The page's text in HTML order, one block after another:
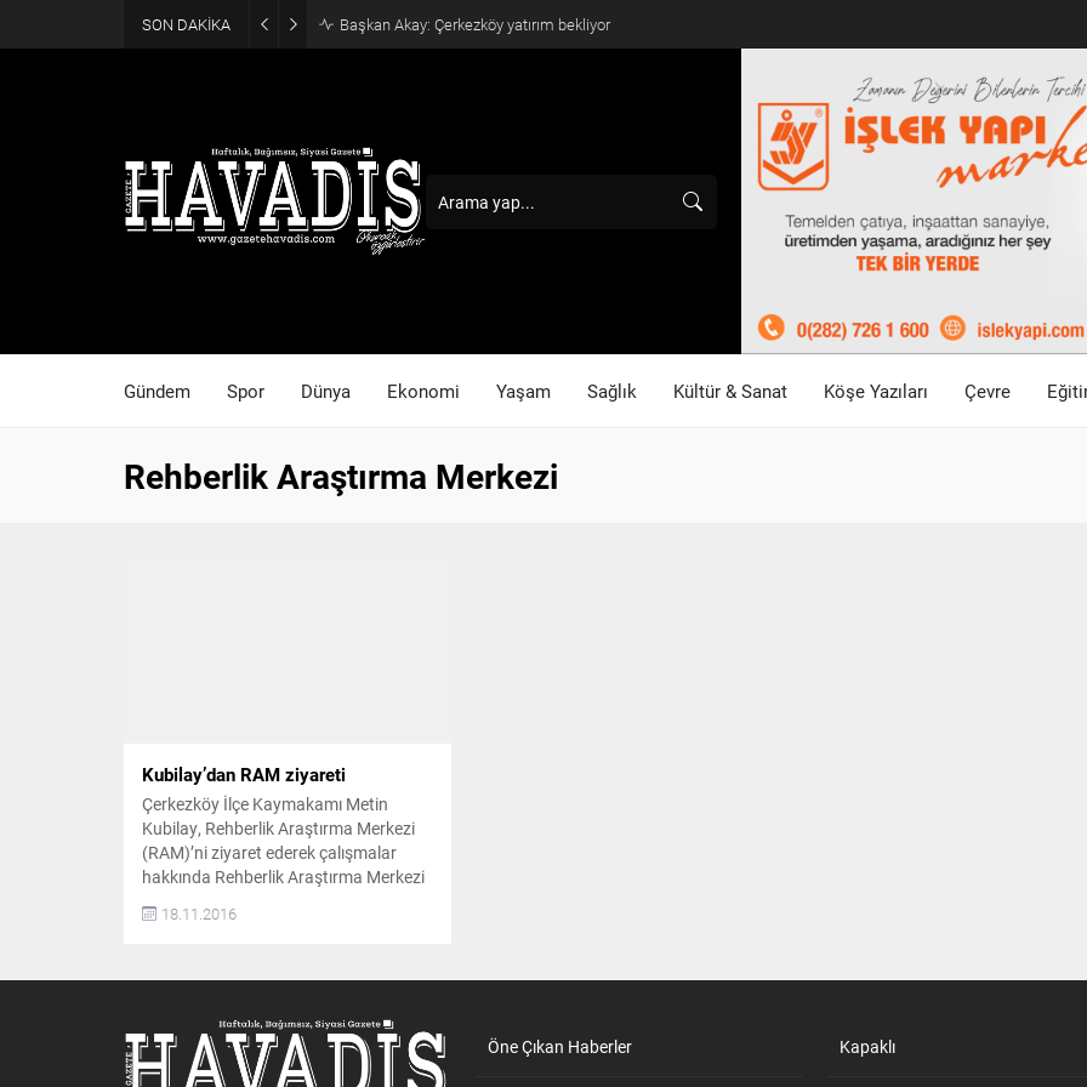
SON DAKİKA Haziran ayı ilk oturumu tamamlandı
Gündem Spor Dünya Ekonomi Yaşam Sağlık Kültür & Sanat Köşe Yazıları Çevre
Rehberlik Araştırma Merkezi
Kubilay’dan RAM ziyareti
Çerkezköy İlçe Kaymakamı Metin
Kubilay, Rehberlik Araştırma Merkezi
(RAM)’ni ziyaret ederek çalışmalar
hakkında Rehberlik Araştırma Merkezi
Müdürü İdris Gündüzalp’ten bilgi aldı.
KAPAKLI VE SARAY’I DA KAPSIYOR
eğitim gerektiren zihinsel yetersizlik,
özel öğrenme güçlüğü, otizm, bedensel
yetersizlik, işitme ve...
18.11.2016
Öne Çıkan Haberler Kapaklı